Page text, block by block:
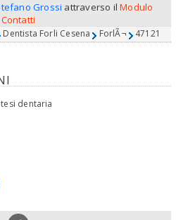
Grossi attraverso ilModulo
Contatti
Dentista Forli Cesena ForlÃ¬ 47121
dentaria